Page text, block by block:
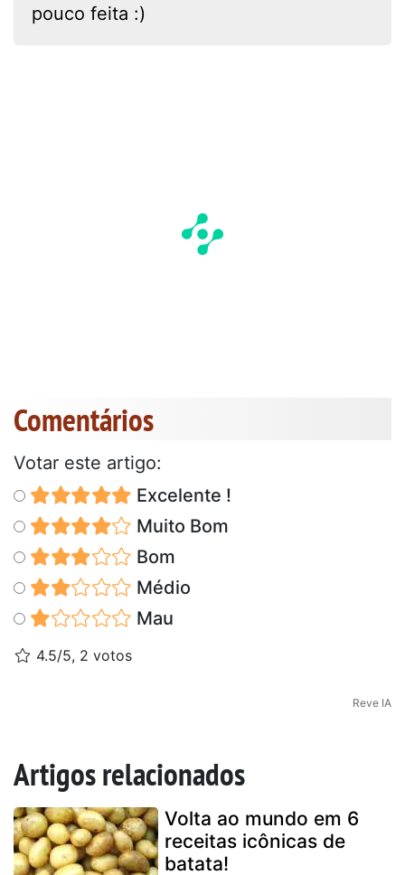
pouco feita :)
Comentários
Votar este artigo:
Excelente !
Muito Bom
Bom
Médio
Mau
4.5/5, 2 votos
Reve IA
Artigos relacionados
Volta ao mundo em 6
receitas icônicas de
batata!